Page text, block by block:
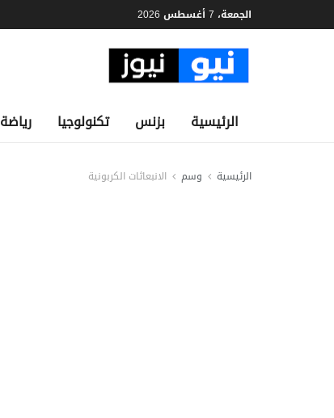
الجمعة، 7 أغسطس 2026
الرئيسية بزنس تكنولوجيا رياضة
الرئيسية وسم الانبعاثات الكربونية